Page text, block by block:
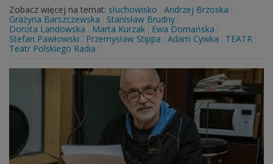
Zobacz więcej na temat: słuchowisko
Andrzej Brzoska
Grażyna Barszczewska
Stanisław Brudny
Dorota Landowska
Marta Kurzak
Ewa Domańska
Stefan Pawłowski
Przemysław Stippa Adam Cywka
TEATR
Teatr Polskiego Radia